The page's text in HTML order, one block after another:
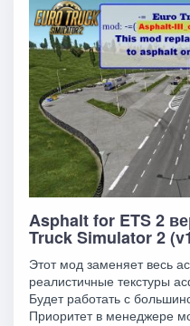
Asphalt for ETS 2
Truck Simulator 2
Этот мод заменяет весь
реалистичные текстуры
Будет работать с
Приоритет в менеджере